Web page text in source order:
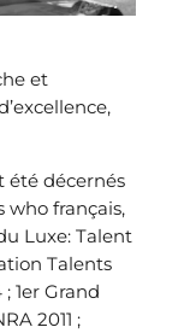
et
été décernés
who français,
Luxe: Talent
Talents
1er Grand
2011 ;